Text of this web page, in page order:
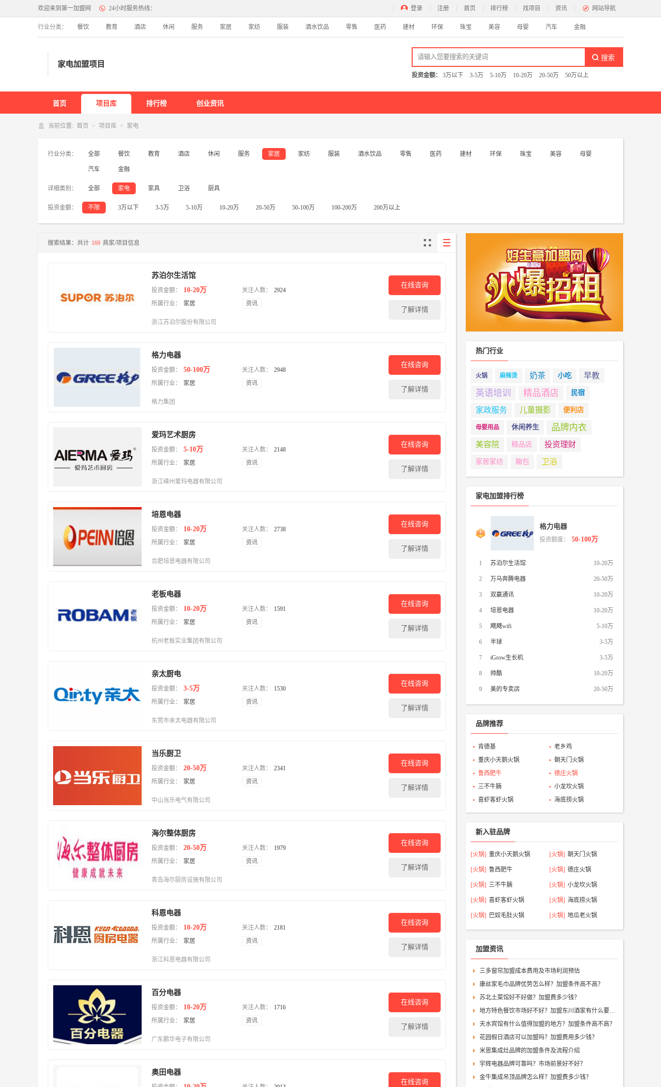
登录 注册 首页 排行榜 找项目 资讯 网站导航
餐饮
卤味熟食 外卖便当 猪蹄
面馆
韩国料理
教育
作文培训 特色教育 英语培训 IT培训 幼儿园
酒店 休闲
互联网 干洗 家政 摄影 房产中介 旅行社
礼仪庆典
家电 家具 厨具 窗帘布艺 纺织面料 地毯毛毯
服装
内衣 女装 鞋 童装 红酒 啤酒 饮品 牛奶
医药 环保
净水器 太阳能
珠宝
减肥瘦身
母婴
儿童乐园 母婴用品 月子中心
儿童玩具
汽车
汽车租赁
电动自行车
欢迎来到第一加盟网 24小时服务热线：
行业分类： 餐饮 教育 酒店 休闲 服务 家居 家纺 服装 酒水饮品 零售 医药 建材 环保 珠宝 美容 母婴 汽车 金融
投资金额： 3万以下 3-5万 5-10万 10-20万 20-50万 50万以上
家电加盟项目
首页 项目库 排行榜 创业资讯
当前位置: 首页 项目库 家电
行业分类： 全部 餐饮 教育 酒店 休闲 服务 家居 家纺 服装 酒水饮品 零售 医药 建材 环保 珠宝 美容 母婴
汽车 金融
详细类别： 全部 家电 家具 卫浴 厨具
投资金额： 不限 3万以下 3-5万 5-10万 10-20万 20-50万 50-100万 100-200万 200万以上
搜索结果：共计 169 商家/项目信息
苏泊尔生活馆
投资金额： 10-20万 关注人数：
2924
所属行业：
家居 资讯
浙江苏泊尔股份有限公司
在线咨询
了解详情
格力电器
投资金额： 50-100万 关注人数：
2948
所属行业：
家居 资讯
格力集团
在线咨询
了解详情
爱玛艺术厨房
投资金额： 5-10万 关注人数：
2148
所属行业：
家居 资讯
浙江嵊州爱玛电器有限公司
在线咨询
了解详情
培恩电器
投资金额： 10-20万 关注人数：
2738
所属行业：
家居 资讯
合肥培恩电器有限公司
在线咨询
了解详情
老板电器
投资金额： 10-20万 关注人数：
1591
所属行业：
家居 资讯
杭州老板实业集团有限公司
在线咨询
了解详情
亲太厨电
投资金额： 3-5万 关注人数：
1530
所属行业：
家居 资讯
东莞市亲太电器有限公司
在线咨询
了解详情
当乐厨卫
投资金额： 20-50万 关注人数：
2341
所属行业：
家居 资讯
中山当乐电气有限公司
在线咨询
了解详情
海尔整体厨房
投资金额： 20-50万 关注人数：
1979
所属行业：
家居 资讯
青岛海尔厨房设施有限公司
在线咨询
了解详情
科恩电器
投资金额： 10-20万 关注人数：
2181
所属行业：
家居 资讯
浙江科恩电器有限公司
在线咨询
了解详情
百分电器
投资金额： 10-20万 关注人数：
1716
所属行业：
家居 资讯
广东鹏华电子有限公司
在线咨询
了解详情
奥田电器
在线咨询
热门行业
火锅 麻辣烫 奶茶 小吃 早教
英语培训 精品酒店 民宿
家政服务 儿童摄影 便利店
母婴用品 休闲养生 品牌内衣
美容院 精品店 投资理财
家居家纺 箱包 卫浴
家电加盟排行榜
格力电器
投资额度： 50-100万
10-20万
1 苏泊尔生活馆
20-50万
2 万马奔腾电器
10-20万
3 双赢通讯
10-20万
4 培恩电器
5-10万
5 飕飕wifi
3-5万
6 半球
3-5万
7 iGrow生长机
10-20万
8 帅酷
20-50万
9 美的专卖店
品牌推荐
肯德基
老乡鸡
重庆小天鹅火锅
朝天门火锅
鲁西肥牛
德庄火锅
三不牛腩
小龙坎火锅
喜虾客虾火锅
海底捞火锅
新入驻品牌
[火锅] 重庆小天鹅火锅 [火锅] 朝天门火锅
[火锅] 鲁西肥牛 [火锅] 德庄火锅
[火锅] 三不牛腩 [火锅] 小龙坎火锅
[火锅] 喜虾客虾火锅 [火锅] 海底捞火锅
[火锅] 巴奴毛肚火锅 [火锅] 地瓜老火锅
加盟资讯
三多窗帘加盟成本费用及市场利润预估
康丝家毛巾品牌优势怎么样？加盟条件高不高？
苏北土菜馆好不好做？加盟费多少钱？
地方特色餐饮市场好不好？加盟东川酒家有什么要求？
天水宾馆有什么值得加盟的地方？加盟条件高不高？
花园假日酒店可以加盟吗？加盟费用多少钱？
米恩集成灶品牌的加盟条件及流程介绍
宇辉电器品牌可靠吗？市场前景好不好？
金牛集成吊顶品牌怎么样？加盟费多少钱？